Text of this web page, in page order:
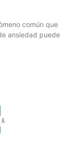
común que
ansiedad puede